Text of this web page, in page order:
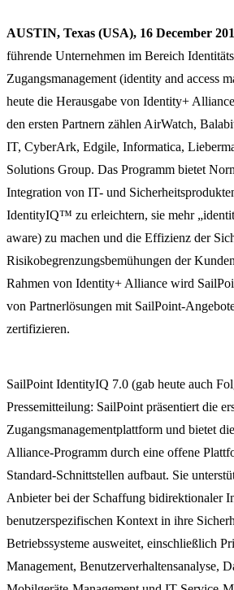
AUSTIN, Texas (USA), 16 December
führende Unternehmen im Bereich
Zugangsmanagement (identity and access
heute die Herausgabe von Identity+
den ersten Partnern zählen AirWatch,
IT, CyberArk, Edgile, Informatica,
Solutions Group. Das Programm bietet
Integration von IT- und
IdentityIQ™ zu erleichtern, sie mehr
aware) zu machen und die Effizienz der
Risikobegrenzungsbemühungen der
Rahmen von Identity+ Alliance wird
von Partnerlösungen mit SailPoint-
zertifizieren.
SailPoint IdentityIQ 7.0 (gab heute auch
Pressemitteilung: SailPoint präsentiert die
Zugangsmanagementplattform und bietet
Alliance-Programm durch eine offene
Standard-Schnittstellen aufbaut. Sie
Anbieter bei der Schaffung bidirektionaler
benutzerspezifischen Kontext in ihre
Betriebssysteme ausweitet, einschließlich
Management, Benutzerverhaltensanalyse,